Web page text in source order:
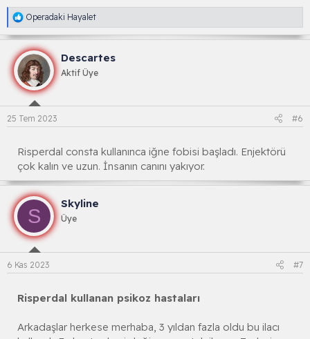
R
e
a
k
s
i
y
o
n
l
a
:
Operadaki Hayalet
Descartes
Aktif Üye
25 Tem 2023 #6
Risperdal consta kullanınca iğne fobisi başladı. Enjektörü
çok kalın ve uzun. İnsanın canını yakıyor.
S
Skyline
Üye
6 Kas 2023 #7
Risperdal kullanan psikoz hastaları
Arkadaşlar herkese merhaba, 3 yıldan fazla oldu bu ilacı